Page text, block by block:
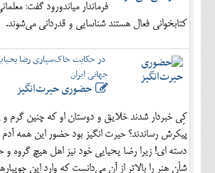
فرماندار میاندورود گفت:
کتابخوانی فعال هستند شناسایی و قدردانی می‌شوند.
در حکایت خاک‌سپاری رضا
جهانی ایران
حضوری حیرت‌انگیز
کِی خبردار شدند خلایق و دوستان او که چنین گرم و
پیکرش رساندند؟ حیرت انگیز بود حضور این همه
دسته ای! زیرا رضا یحیایی خود نیز اهل هیچ گروه
شأن هنر را بالاتر از آن می‌دانست که وارد این